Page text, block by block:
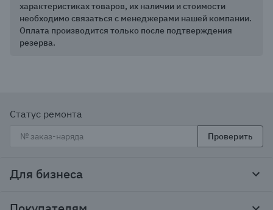
характеристиках товаров, их наличии и стоимости
необходимо связаться с менеджерами нашей компании.
Оплата производится только после подтверждения
резерва.
Статус ремонта
Проверить
Для бизнеса